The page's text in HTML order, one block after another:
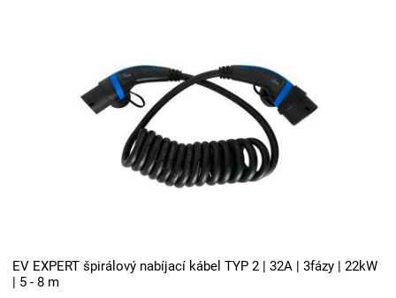
EV EXPERT špirálový nabíjací kábel TYP 2 | 32A | 3fázy | 22kW
| 5 - 8 m